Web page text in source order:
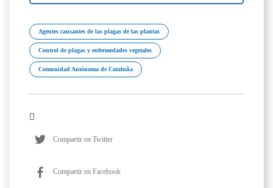
Agentes causantes de las plagas de las plantas
Control de plagas y enfermedades vegetales
Comunidad Autónoma de Cataluña
Compartir en Twitter
Compartir en Facebook